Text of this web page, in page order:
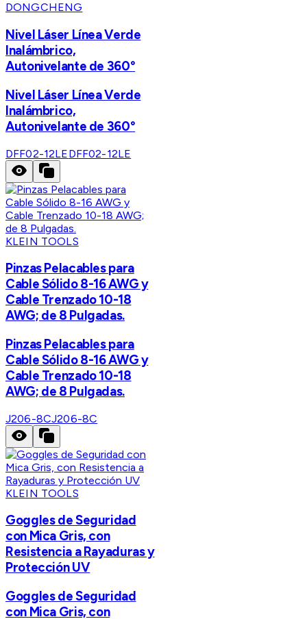
DONGCHENG
Nivel Láser Línea Verde
Inalámbrico,
Autonivelante de 360°
Nivel Láser Línea Verde
Inalámbrico,
Autonivelante de 360°
DFF02-12LEDFF02-12LE
KLEIN TOOLS
Pinzas Pelacables para
Cable Sólido 8-16 AWG y
Cable Trenzado 10-18
AWG; de 8 Pulgadas.
Pinzas Pelacables para
Cable Sólido 8-16 AWG y
Cable Trenzado 10-18
AWG; de 8 Pulgadas.
J206-8CJ206-8C
KLEIN TOOLS
Goggles de Seguridad
con Mica Gris, con
Resistencia a Rayaduras y
Protección UV
Goggles de Seguridad
con Mica Gris, con